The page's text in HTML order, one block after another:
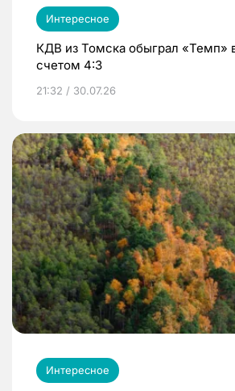
Интересное
КДВ из Томска обыграл «Темп»
счетом 4:3
21:32 / 30.07.26
Интересное